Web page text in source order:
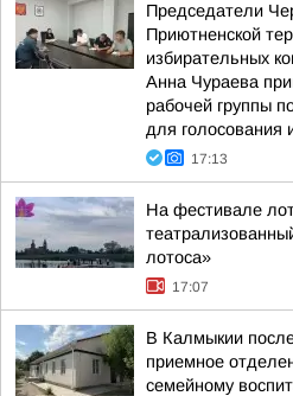
Председатели
Приютненской
избирательных
Анна Чураева
рабочей группы
для голосования
17:13
На фестивале
лотоса»
17:07
В Калмыкии
приемное
семейному